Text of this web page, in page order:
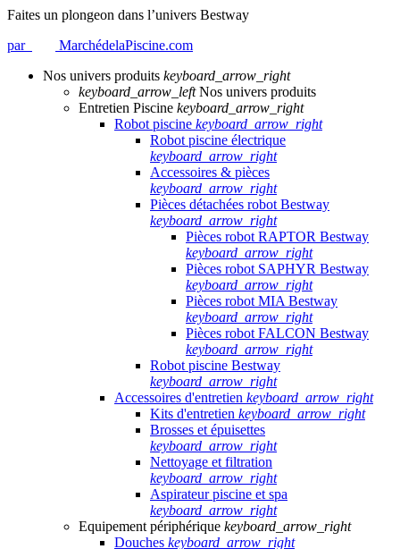
Faites un plongeon dans l’univers Bestway
par
MarchédelaPiscine.com
Nos univers produits keyboard_arrow_right
keyboard_arrow_left Nos univers produits
Entretien Piscine keyboard_arrow_right
Robot piscine keyboard_arrow_right
Robot piscine électrique
keyboard_arrow_right
Accessoires & pièces
keyboard_arrow_right
Pièces détachées robot Bestway
keyboard_arrow_right
Pièces robot RAPTOR Bestway
keyboard_arrow_right
Pièces robot SAPHYR Bestway
keyboard_arrow_right
Pièces robot MIA Bestway
keyboard_arrow_right
Pièces robot FALCON Bestway
keyboard_arrow_right
Robot piscine Bestway
keyboard_arrow_right
Accessoires d'entretien keyboard_arrow_right
Kits d'entretien keyboard_arrow_right
Brosses et épuisettes
keyboard_arrow_right
Nettoyage et filtration
keyboard_arrow_right
Aspirateur piscine et spa
keyboard_arrow_right
Equipement périphérique keyboard_arrow_right
Douches keyboard_arrow_right